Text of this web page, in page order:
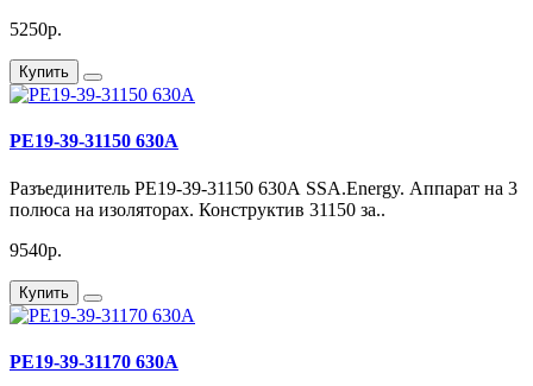
5250р.
Купить
РЕ19-39-31150 630А
Разъединитель РЕ19-39-31150 630А SSA.Energy. Аппарат на 3
полюса на изоляторах. Конструктив 31150 за..
9540р.
Купить
РЕ19-39-31170 630А